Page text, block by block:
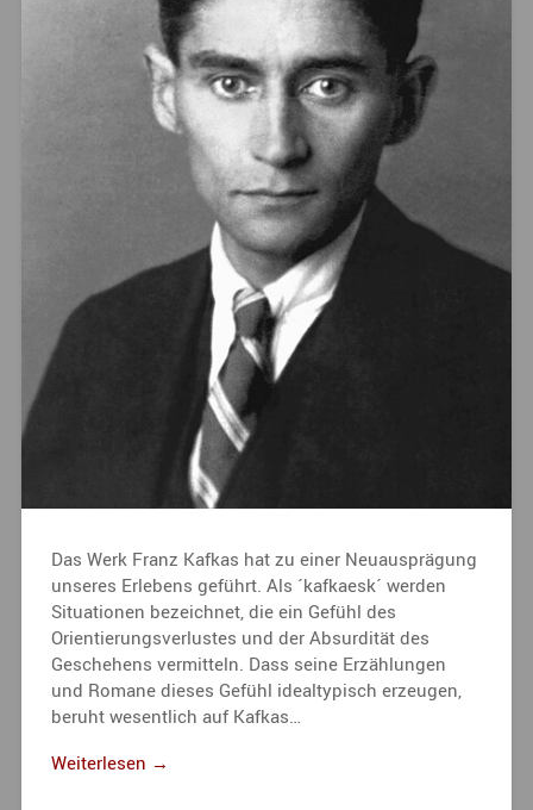
Das Werk Franz Kafkas hat zu einer Neuausprägung
unseres Erlebens geführt. Als ´kafkaesk´ werden
Situationen bezeichnet, die ein Gefühl des
Orientierungsverlustes und der Absurdität des
Geschehens vermitteln. Dass seine Erzählungen
und Romane dieses Gefühl idealtypisch erzeugen,
beruht wesentlich auf Kafkas…
Weiterlesen →